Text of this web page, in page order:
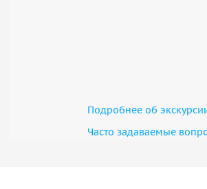
Подробнее об
Часто задаваемые